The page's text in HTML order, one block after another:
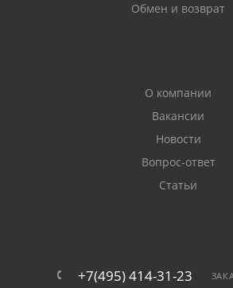
Обмен и возврат
О компании
Вакансии
Новости
Вопрос-ответ
Статьи
+7(495) 414-31-23